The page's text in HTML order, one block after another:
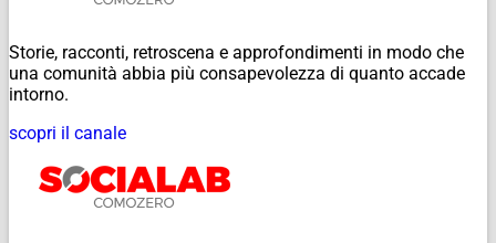
Storie, racconti, retroscena e approfondimenti in modo che
una comunità abbia più consapevolezza di quanto accade
intorno.
scopri il canale